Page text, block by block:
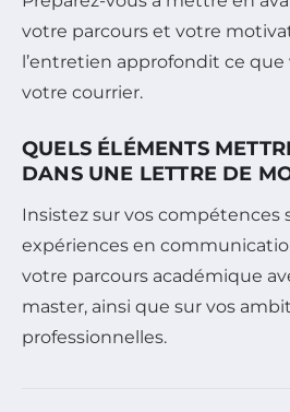
votre parcours et votre
l’entretien approfondit ce
votre courrier.
QUELS ÉLÉMENTS
DANS UNE LETTRE DE
Insistez sur vos compétences
expériences en
votre parcours académique
master, ainsi que sur vos
professionnelles.